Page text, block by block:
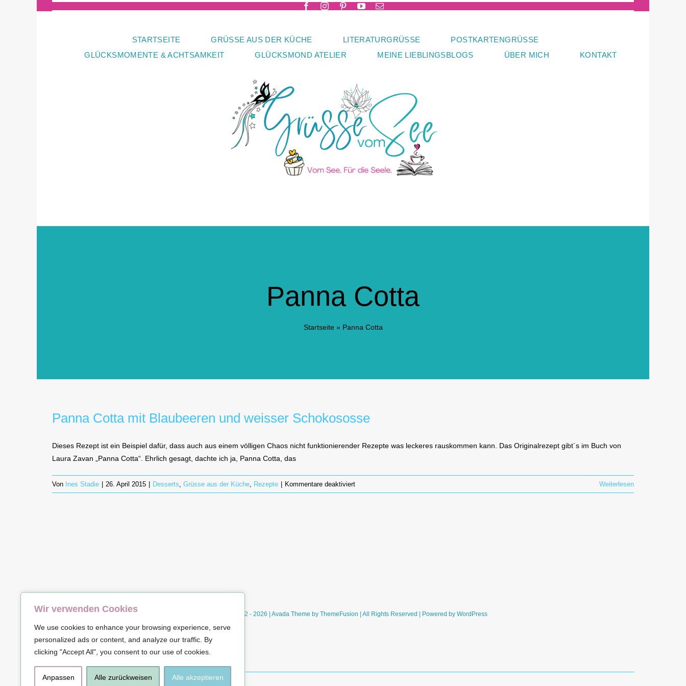
Wir verwenden Cookies
We use cookies to enhance your browsing experience, serve
personalized ads or content, and analyze our traffic. By
clicking "Accept All", you consent to our use of cookies.
Anpassen Alle zurückweisen Alle akzeptieren
STARTSEITE GRÜSSE AUS DER KÜCHE LITERATURGRÜSSE
POSTKARTENGRÜSSE
GLÜCKSMOMENTE & ACHTSAMKEIT
GLÜCKSMOND ATELIER MEINE LIEBLINGSBLOGS ÜBER MICH KONTAKT
Panna Cotta
Startseite » Panna Cotta
Panna Cotta mit Blaubeeren und weisser Schokososse
Dieses Rezept ist ein Beispiel dafür, dass auch aus einem völligen Chaos nicht funktionierender Rezepte was leckeres rauskommen kann. Das Originalrezept gibt´s im Buch von
Laura Zavan „Panna Cotta“. Ehrlich gesagt, dachte ich ja, Panna Cotta, das
Von Ines Stadie 26. April 2015 Desserts, Grüsse aus der Küche, Rezepte Kommentare deaktiviertfür
Panna
Weiterlesen
© Copyright 2012 - 2026 | Avada Theme by ThemeFusion | All Rights Reserved | Powered by WordPress